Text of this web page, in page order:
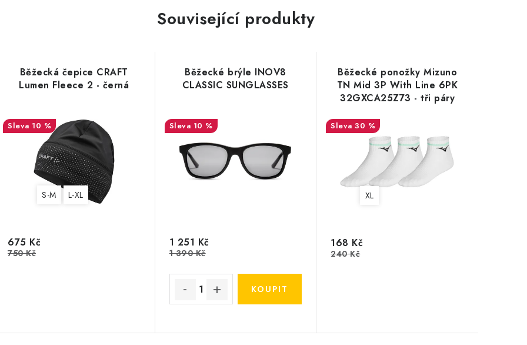
Související produkty
Běžecká čepice CRAFT
Lumen Fleece 2 - černá
10 %
S-M L-XL
675 Kč
750 Kč
Běžecké brýle INOV8
CLASSIC SUNGLASSES
10 %
1 251 Kč
1 390 Kč
Běžecké ponožky Mizuno
TN Mid 3P With Line 6PK
32GXCA25Z73 - tři páry
30 %
XL
168 Kč
240 Kč